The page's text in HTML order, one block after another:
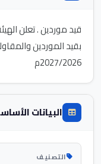
قيد موردين . تعلن
بقيد الموردين
2027/2026م
البيانات
التصنيف